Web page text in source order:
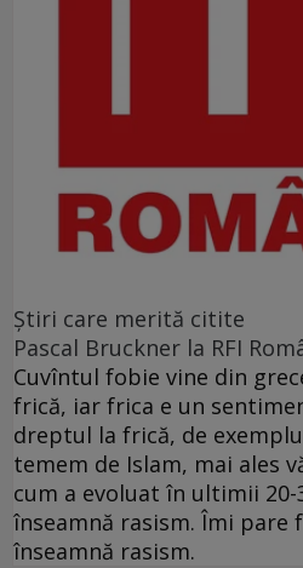
Ştiri care merită citite
Pascal Bruckner la RFI
Cuvîntul fobie vine din
frică, iar frica e un
dreptul la frică, de
temem de Islam, mai ales
cum a evoluat în ultimii 20-
înseamnă rasism. Îmi pare
înseamnă rasism.